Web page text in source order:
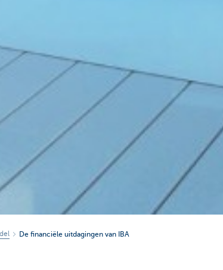
De financiële uitdagingen van IBA